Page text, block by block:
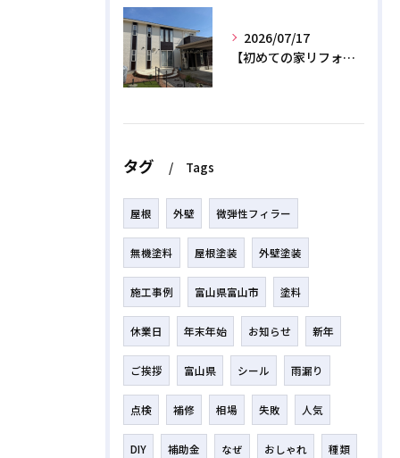
2026/07/17
【初めての家リフォーム】外壁塗装の正しい時期と相場費用を解説
タグ Tags
屋根 外壁 微弾性フィラー
無機塗料 屋根塗装 外壁塗装
施工事例 富山県富山市 塗料
休業日 年末年始 お知らせ 新年
ご挨拶 富山県 シール 雨漏り
点検 補修 相場 失敗 人気
DIY 補助金 なぜ おしゃれ 種類